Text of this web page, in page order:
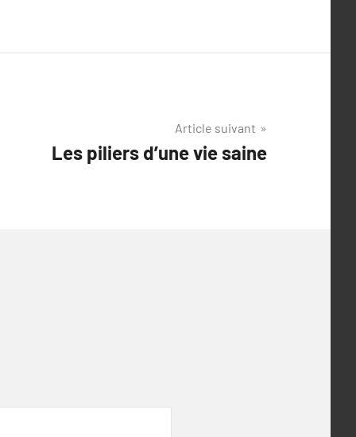
Article suivant
Les piliers d’une vie saine